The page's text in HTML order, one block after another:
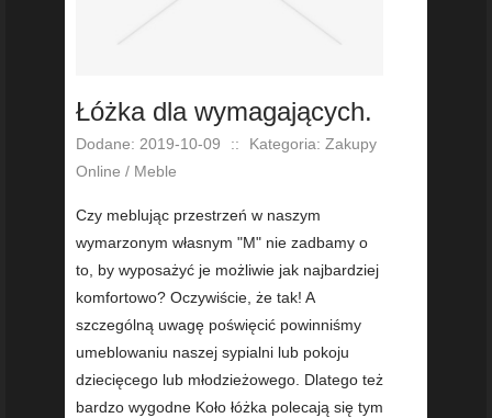
Łóżka dla wymagających.
Dodane: 2019-10-09 ::
Kategoria: Zakupy
Online / Meble
Czy meblując przestrzeń w naszym
wymarzonym własnym "M" nie zadbamy o
to, by wyposażyć je możliwie jak najbardziej
komfortowo? Oczywiście, że tak! A
szczególną uwagę poświęcić powinniśmy
umeblowaniu naszej sypialni lub pokoju
dziecięcego lub młodzieżowego. Dlatego też
bardzo wygodne Koło łóżka polecają się tym